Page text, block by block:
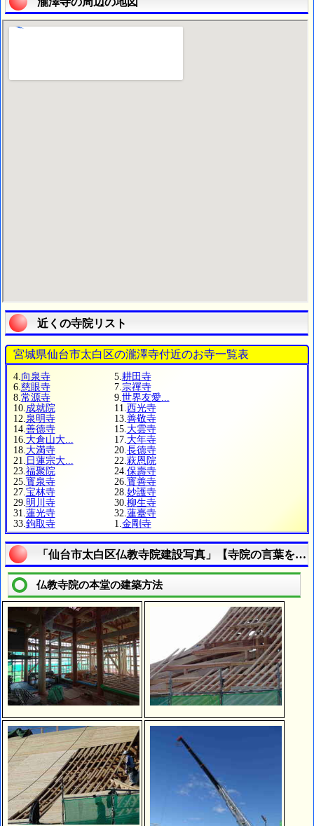
近くの寺院リスト
宮城県仙台市太白区の瀧澤寺付近のお寺一覧表
4. 向泉寺 5. 耕田寺
6. 慈眼寺 7. 宗禪寺
8. 常源寺 9. 世界友愛...
10. 成就院 11. 西光寺
12. 泉明寺 13. 善敬寺
14. 善徳寺 15. 大雲寺
16. 大倉山大... 17. 大年寺
18. 大満寺 20. 長徳寺
21.
日蓮宗大... 22. 萩恩院
23. 福聚院 24. 保壽寺
25. 寳泉寺 26. 寳善寺
27. 宝林寺 28. 妙護寺
29. 明川寺 30. 柳生寺
31. 蓮光寺 32. 蓮臺寺
33. 鉤取寺 1. 金剛寺
「仙台市太白区仏教寺院建設写真」【寺院の言葉を調
仏教寺院の本堂の建築方法